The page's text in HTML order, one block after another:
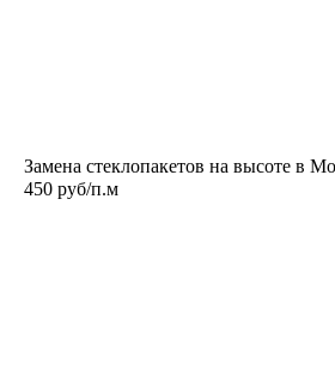
Замена стеклопакетов на высоте в
450 руб/п.м